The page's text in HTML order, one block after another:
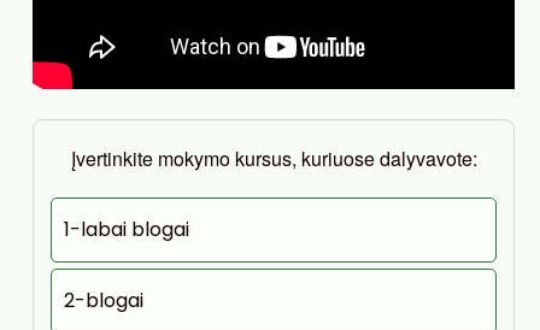
Įvertinkite mokymo kursus, kuriuose dalyvavote:
1-labai blogai
2-blogai